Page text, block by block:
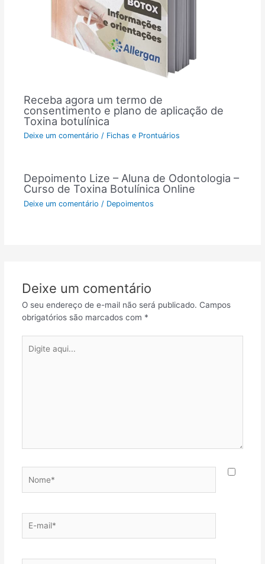
Receba agora um termo de
consentimento e plano de aplicação de
Toxina botulínica
Deixe um comentário / Fichas e Prontuários
Depoimento Lize – Aluna de Odontologia –
Curso de Toxina Botulínica Online
Deixe um comentário / Depoimentos
Deixe um comentário
O seu endereço de e-mail não será publicado. Campos
obrigatórios são marcados com *
aqui...
mail*